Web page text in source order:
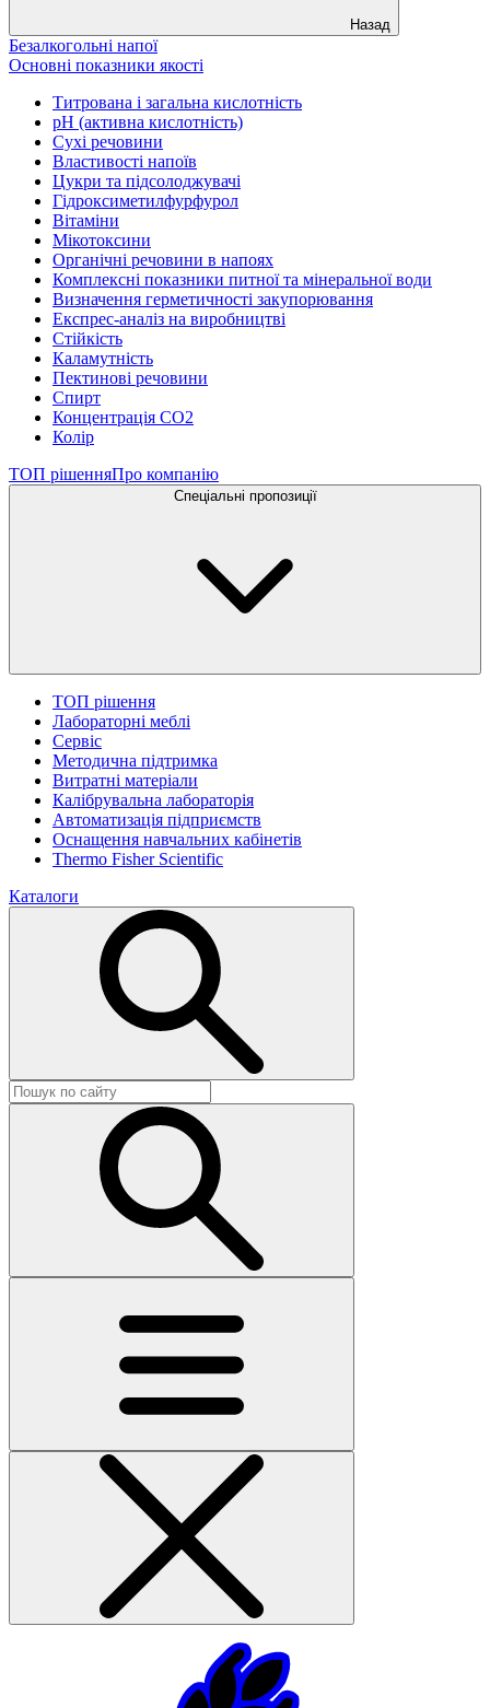
Назад
Безалкогольні напої
Основні показники якості
Титрована і загальна кислотність
рН (активна кислотність)
Сухі речовини
Властивості напоїв
Цукри та підсолоджувачі
Гідроксиметилфурфурол
Вітаміни
Мікотоксини
Органічні речовини в напоях
Комплексні показники питної та мінеральної води
Визначення герметичності закупорювання
Експрес-аналіз на виробництві
Стійкість
Каламутність
Пектинові речовини
Спирт
Концентрація СО2
Колір
ТОП рішенняПро компанію
Спеціальні пропозиції
ТОП рішення
Лабораторні меблі
Сервіс
Методична підтримка
Витратні матеріали
Калібрувальна лабораторія
Автоматизація підприємств
Оснащення навчальних кабінетів
Thermo Fisher Scientific
Каталоги